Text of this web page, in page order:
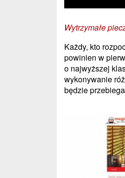
Wytrzymałe
Każdy, kto
powinien w
o najwyższej
wykonywanie
będzie